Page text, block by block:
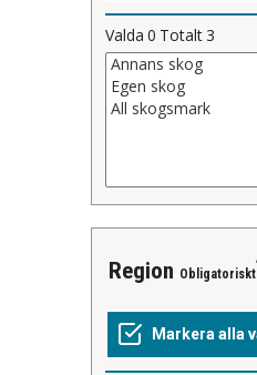
Valda 0 Totalt3
Region Obligatoriskt